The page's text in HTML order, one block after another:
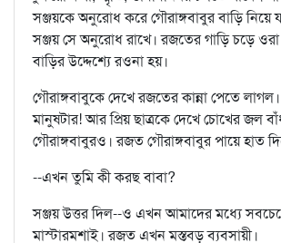
সঞ্জয়কে অনুরোধ করে গৌরাঙ্গবাবুর বাড়ি নিয়ে
সঞ্জয় সে অনুরোধ রাখে। রজতের গাড়ি চড়ে ওরা
বাড়ির উদ্দেশ্যে রওনা হয়।
গৌরাঙ্গবাবুকে দেখে রজতের কান্না পেতে লাগল।
মানুষটার! আর প্রিয় ছাত্রকে দেখে চোখের জল
গৌরাঙ্গবাবুরও। রজত গৌরাঙ্গবাবুর পায়ে হাত
--এখন তুমি কী করছ বাবা?
সঞ্জয় উত্তর দিল--ও এখন আমাদের মধ্যে
মাস্টারমশাই। রজত এখন মস্তবড় ব্যবসায়ী।